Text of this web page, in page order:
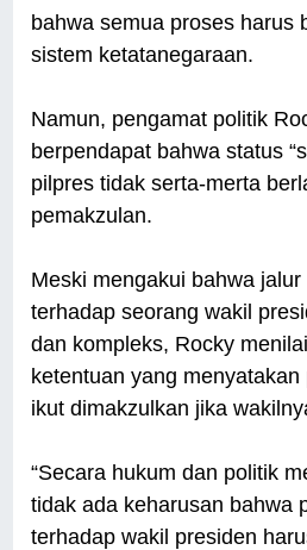
bahwa semua proses harus
sistem ketatanegaraan.
Namun, pengamat politik
berpendapat bahwa status
pilpres tidak serta-merta
pemakzulan.
Meski mengakui bahwa
terhadap seorang wakil
dan kompleks, Rocky
ketentuan yang
ikut dimakzulkan jika
“Secara hukum dan politik
tidak ada keharusan bahwa
terhadap wakil presiden